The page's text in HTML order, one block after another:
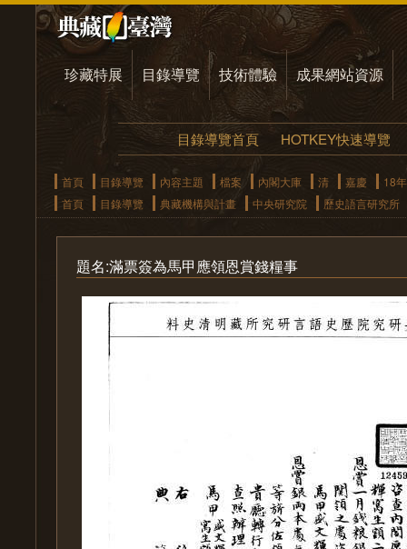
珍藏特展 目錄導覽 技術體驗 成果網站資源
目錄導覽首頁 HOTKEY快速導覽
首頁 目錄導覽 內容主題 檔案 內閣大庫 清 嘉慶
18年
首頁
目錄導覽 典藏機構與計畫 中央研究院 歷史語言研究所
題名:滿票簽為馬甲應領恩賞錢糧事